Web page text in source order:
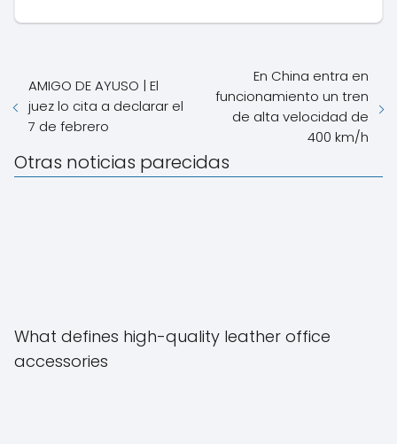
AMIGO DE AYUSO | El
juez lo cita a declarar el
7 de febrero
En China entra en
funcionamiento un tren
de alta velocidad de
400 km/h
Otras noticias parecidas
What defines high-quality leather office
accessories